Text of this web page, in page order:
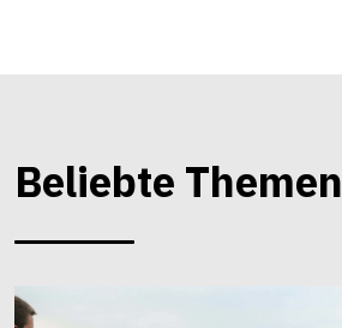
Beliebte Themen